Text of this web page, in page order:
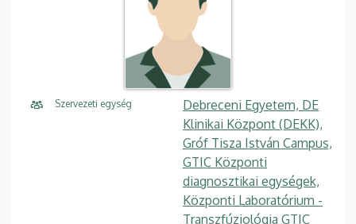
Szervezeti egység
Debreceni Egyetem, DE
Klinikai Központ (DEKK),
Gróf Tisza István Campus,
GTIC Központi
diagnosztikai egységek,
Központi Laboratórium -
Transzfúziológia GTIC